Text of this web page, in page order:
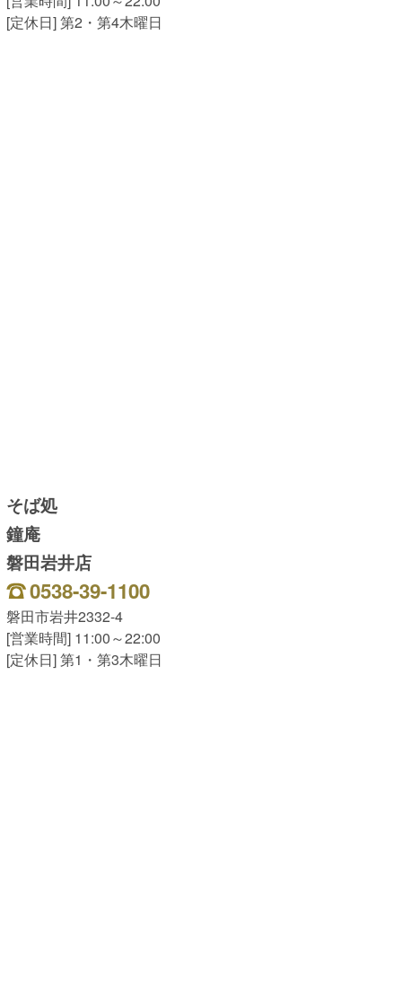
[定休日] 第2・第4木曜日
そば処
鐘庵
磐田岩井店
0538-39-1100
磐田市岩井2332-4
[営業時間] 11:00～22:00
[定休日] 第1・第3木曜日